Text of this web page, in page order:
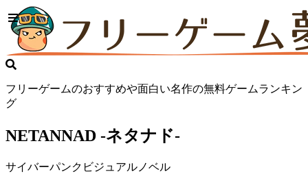
フリーゲームのおすすめや面白い名作の無料ゲームランキン
グ
NETANNAD -ネタナド-
サイバーパンクビジュアルノベル